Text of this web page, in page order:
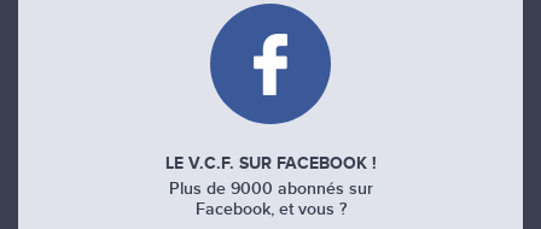
LE V.C.F. SUR FACEBOOK !
Plus de 9000 abonnés sur
Facebook, et vous ?